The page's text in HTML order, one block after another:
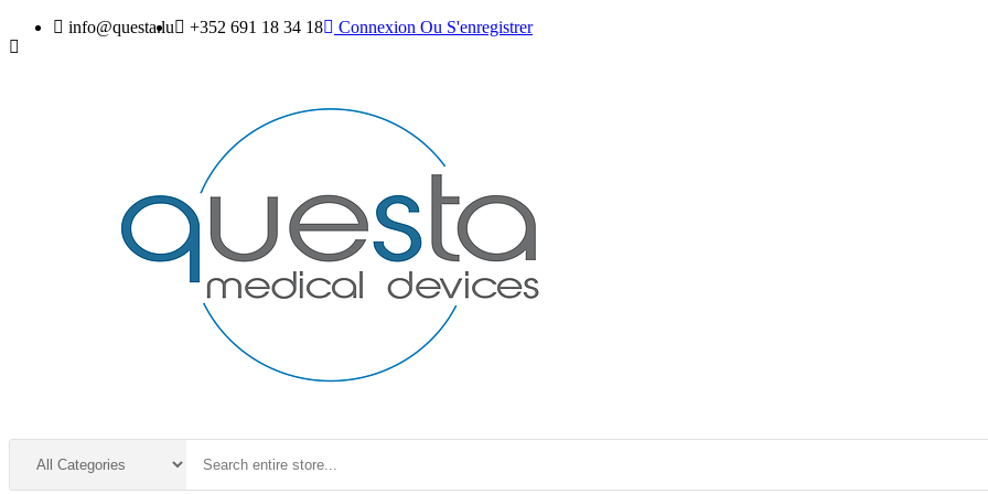
info@questa.lu +352 691 18 34 18 Connexion Ou S'enregistrer